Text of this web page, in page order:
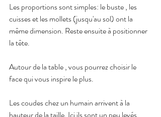
Les proportions sont simples: le buste , les
cuisses et les mollets (jusqu'au sol) ont la
même dimension. Reste ensuite à positionner
la tête.
Autour de la table , vous pourrez choisir le
face qui vous inspire le plus.
Les coudes chez un humain arrivent à la
hauteur de la taille. Ici ils sont un peu levés